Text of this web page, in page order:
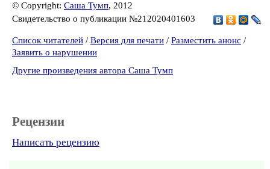
© Copyright: Саша Тумп, 2012
Свидетельство о публикации №212020401603
Список читателей / Версия для печати / Разместить анонс /
Заявить о нарушении
Другие произведения автора Саша Тумп
Рецензии
Написать рецензию